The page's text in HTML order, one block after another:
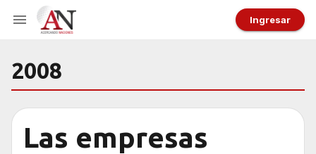
Ingresar
2008
Las empresas